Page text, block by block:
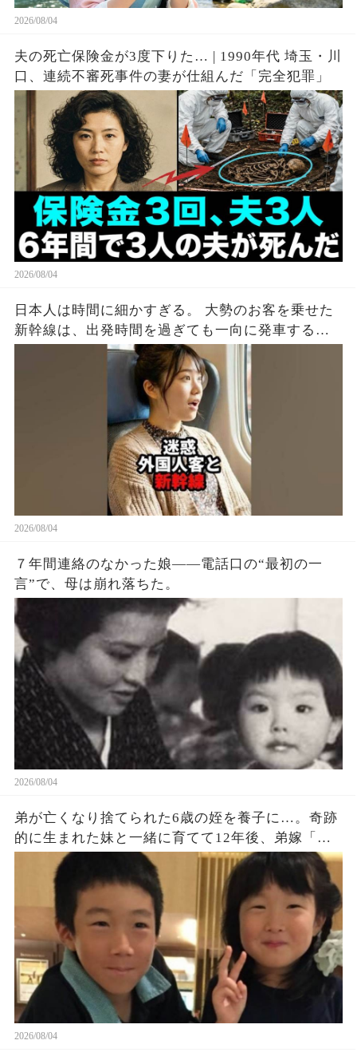
2026/08/04
夫の死亡保険金が3度下りた… | 1990年代 埼玉・川
口、連続不審死事件の妻が仕組んだ「完全犯罪」
2026/08/04
日本人は時間に細かすぎる。 大勢のお客を乗せた
新幹線は、出発時間を過ぎても一向に発車する気
配がない。 グリーン車のドアを見ると、外国人の
男がスーツケースをドアに挟んでいた。 ドアは閉
まらず、警告音だけが鳴り続ける。 周りの空気が
ピリつく中、若い女性が声をかけた。 「すみませ
ん、ドアに荷物を挟まないでください。 出発でき
ないじゃないですか？」 男は平然と言った。 「駅
弁を買いに行ってくるんだ。 こうしておけばドア
が閉まらないだろう」 「もう出発時間は過ぎてい
て、みんな困っています」 男は鼻で笑った。 「少
しぐらい遅れてもいいだろう。 わざわざ日本に観
然のことだろう。 俺の国では電車が遅れるのが当
たり前だ。 日本人は時間に細かすぎる」 そう言っ
て、男は駅の売店に駅弁を買いに行ってしまっ
た。 女性は呆れて席に戻ると（続）
2026/08/04
７年間連絡のなかった娘——電話口の“最初の一
言”で、母は崩れ落ちた。
2026/08/04
弟が亡くなり捨てられた6歳の姪を養子に…。奇跡
的に生まれた妹と一緒に育てて12年後、弟嫁「ず
っと会いたかったわ‼」「…誰この人？」→発狂す
る弟嫁に天罰がｗ
2026/08/04